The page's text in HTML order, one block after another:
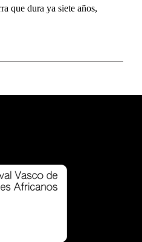
que dura ya siete años,